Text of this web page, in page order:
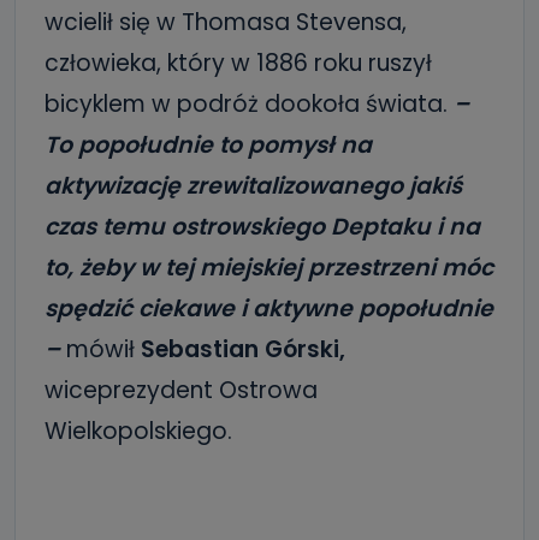
wcielił się w Thomasa Stevensa,
człowieka, który w 1886 roku ruszył
bicyklem w podróż dookoła świata. –
To popołudnie to pomysł na
aktywizację zrewitalizowanego jakiś
czas temu ostrowskiego Deptaku i na
to, żeby w tej miejskiej przestrzeni móc
spędzić ciekawe i aktywne popołudnie
–mówił Sebastian Górski,
wiceprezydent Ostrowa
Wielkopolskiego.